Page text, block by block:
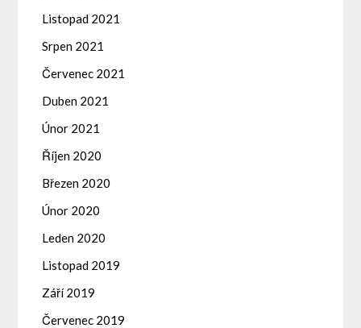
Listopad 2021
Srpen 2021
Červenec 2021
Duben 2021
Únor 2021
Říjen 2020
Březen 2020
Únor 2020
Leden 2020
Listopad 2019
Září 2019
Červenec 2019